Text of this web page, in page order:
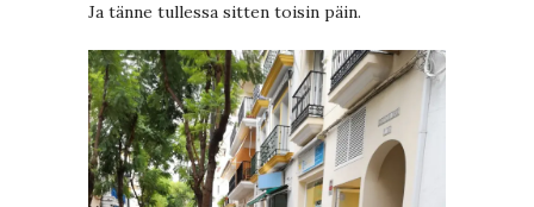
Ja tänne tullessa sitten toisin päin.